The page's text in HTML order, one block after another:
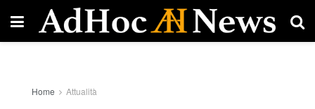
Home Attualità